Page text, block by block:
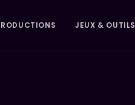
JEUX & OUTILS